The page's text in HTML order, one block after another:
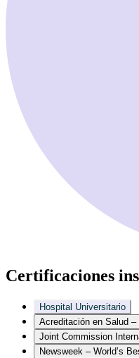
Certificaciones
Hospital Universitario
Acreditación en Salud
Joint Commission
Newsweek – World’s